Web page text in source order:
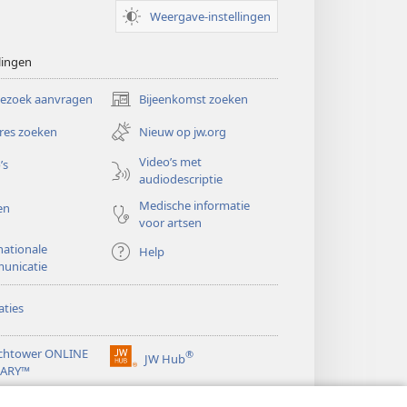
Weergave-instellingen
aanvragen Bijeenkomst zoeken
(opent
nieuw
venster)
zoeken
Nieuw op jw.org
Video’s met
audiodescriptie
Medische informatie
voor artsen
Help
ONLINE
JW Hub®
(opent
nieuw